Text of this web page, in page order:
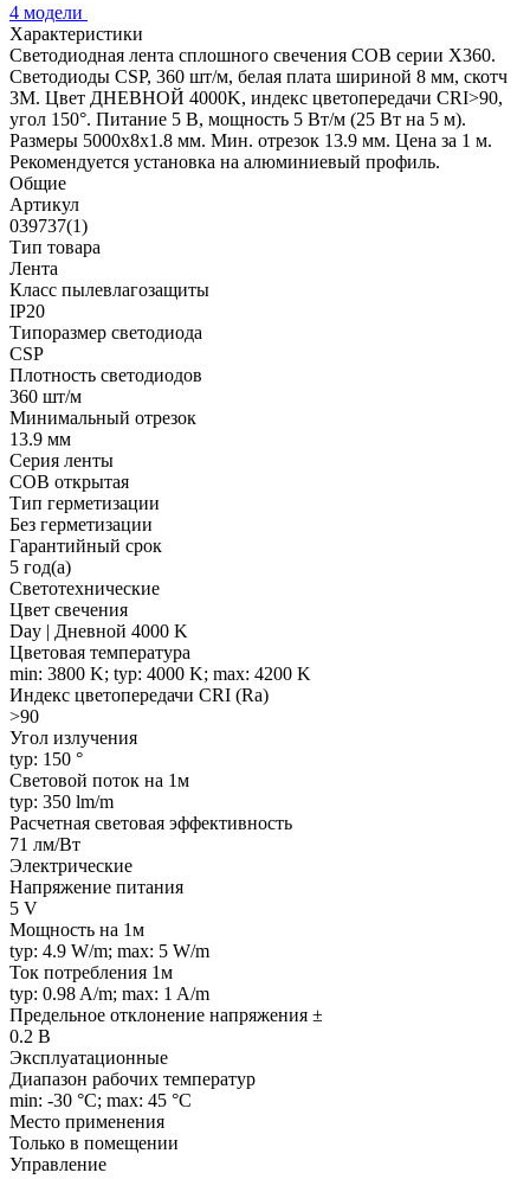
4 модели
Характеристики
Светодиодная лента сплошного свечения COB серии X360.
Светодиоды CSP, 360 шт/м, белая плата шириной 8 мм, скотч
3M. Цвет ДНЕВНОЙ 4000K, индекс цветопередачи CRI>90,
угол 150°. Питание 5 В, мощность 5 Вт/м (25 Вт на 5 м).
Размеры 5000х8х1.8 мм. Мин. отрезок 13.9 мм. Цена за 1 м.
Рекомендуется установка на алюминиевый профиль.
Общие
Артикул
039737(1)
Тип товара
Лента
Класс пылевлагозащиты
IP20
Типоразмер светодиода
CSP
Плотность светодиодов
360 шт/м
Минимальный отрезок
13.9 мм
Серия ленты
COB открытая
Тип герметизации
Без герметизации
Гарантийный срок
5 год(а)
Светотехнические
Цвет свечения
Day | Дневной 4000 K
Цветовая температура
min: 3800 K; typ: 4000 K; max: 4200 K
Индекс цветопередачи CRI (Ra)
>90
Угол излучения
typ: 150 °
Световой поток на 1м
typ: 350 lm/m
Расчетная световая эффективность
71 лм/Вт
Электрические
Напряжение питания
5 V
Мощность на 1м
typ: 4.9 W/m; max: 5 W/m
Ток потребления 1м
typ: 0.98 A/m; max: 1 A/m
Предельное отклонение напряжения ±
0.2 В
Эксплуатационные
Диапазон рабочих температур
min: -30 °C; max: 45 °C
Место применения
Только в помещении
Управление